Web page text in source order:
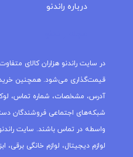
درباره‌ راندنو
در سایت راندنو هزاران کالای
قیمت‌گذاری می‌شود. همچنین
آدرس، مشخصات، شماره تماس،
شبکه‌های اجتماعی فروشندگان
واسطه در تماس باشند. سایت
لوازم دیجیتال، لوازم خانگی برقی،